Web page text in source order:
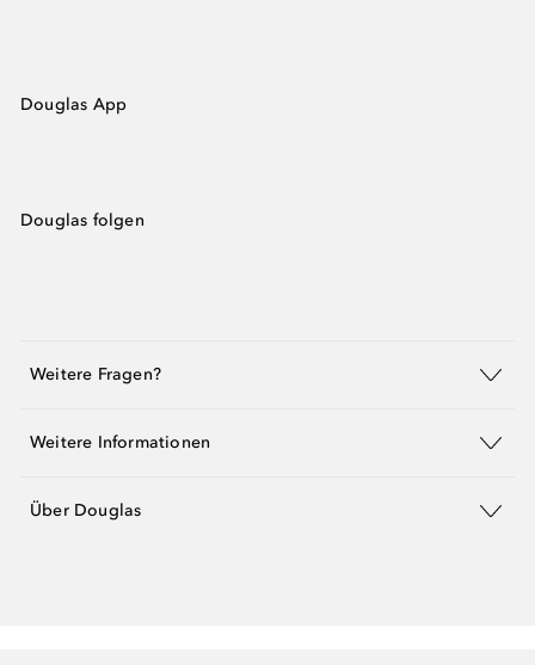
Douglas App
Douglas folgen
Weitere Fragen?
Weitere Informationen
Über Douglas